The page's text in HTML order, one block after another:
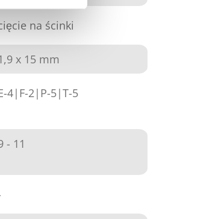
na ścinki
x 15 mm
4|F-2|P-5|T-5
- 11